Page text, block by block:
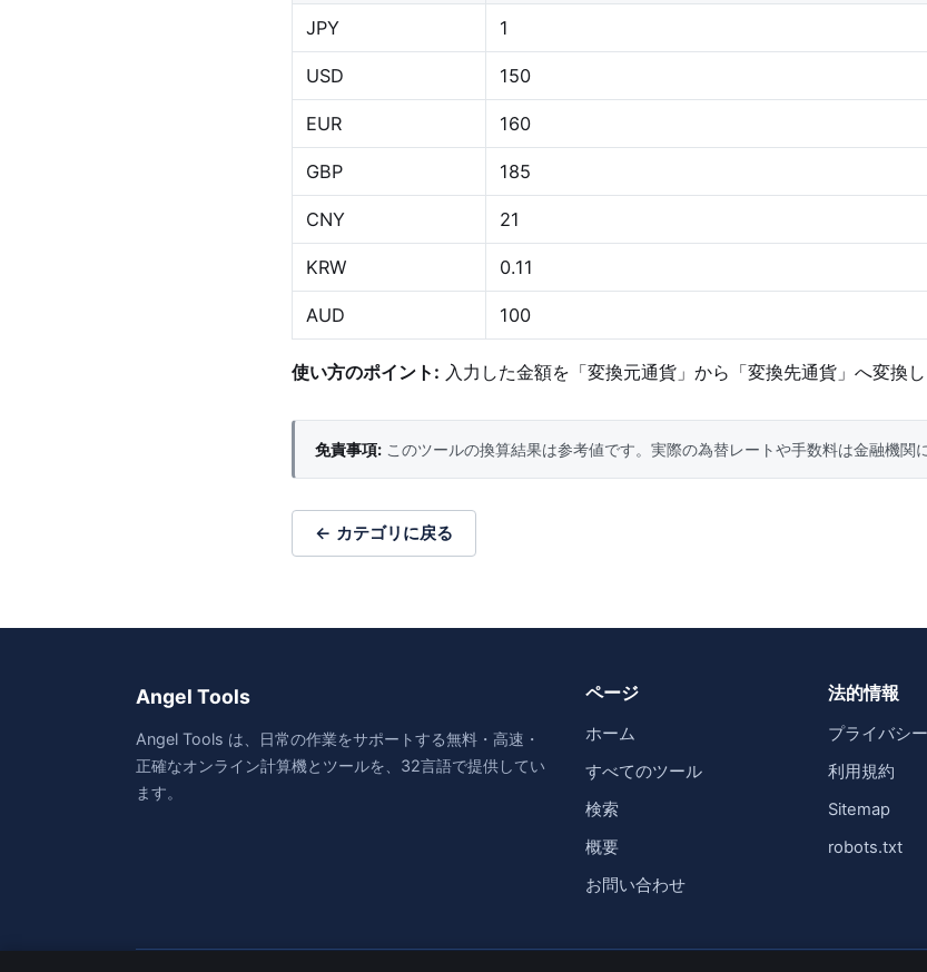
JPY 1
USD 150
EUR 160
GBP 185
CNY 21
KRW 0.11
AUD 100
使い方のポイント: 入力した金額を「変換元通貨」から「変換先通貨」へ変換
免責事項: このツールの換算結果は参考値です。実際の為替レートや手数料は金融機関
← カテゴリに戻る
Angel Tools
Angel Tools は、日常の作業をサポートする無料・高速・
正確なオンライン計算機とツールを、32言語で提供してい
ます。
ページ
ホーム
すべてのツール
検索
概要
お問い合わせ
法的情報
プライバシ
利用規約
Sitemap
robots.txt